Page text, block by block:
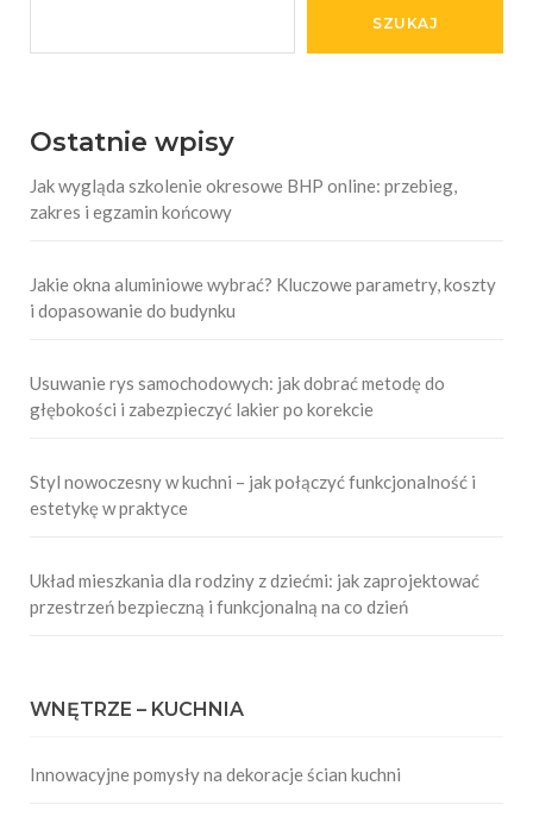
SZUKAJ
Ostatnie wpisy
Jak wygląda szkolenie okresowe BHP online: przebieg,
zakres i egzamin końcowy
Jakie okna aluminiowe wybrać? Kluczowe parametry, koszty
i dopasowanie do budynku
Usuwanie rys samochodowych: jak dobrać metodę do
głębokości i zabezpieczyć lakier po korekcie
Styl nowoczesny w kuchni – jak połączyć funkcjonalność i
estetykę w praktyce
Układ mieszkania dla rodziny z dziećmi: jak zaprojektować
przestrzeń bezpieczną i funkcjonalną na co dzień
WNĘTRZE – KUCHNIA
Innowacyjne pomysły na dekoracje ścian kuchni